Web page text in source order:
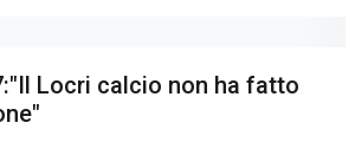
Locri calcio non ha fatto